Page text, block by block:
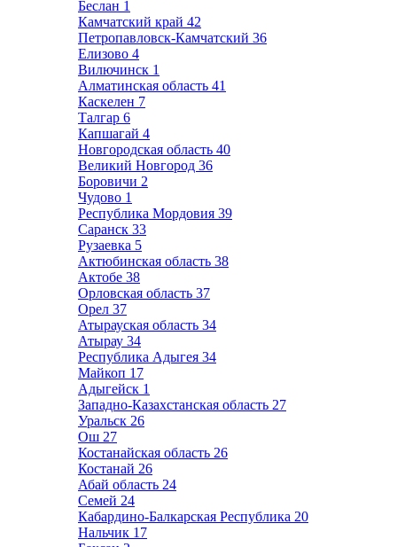
Беслан 1
Камчатский край 42
Петропавловск-Камчатский 36
Елизово 4
Вилючинск 1
Алматинская область 41
Каскелен 7
Талгар 6
Капшагай 4
Новгородская область 40
Великий Новгород 36
Боровичи 2
Чудово 1
Республика Мордовия 39
Саранск 33
Рузаевка 5
Актюбинская область 38
Актобе 38
Орловская область 37
Орел 37
Атырауская область 34
Атырау 34
Республика Адыгея 34
Майкоп 17
Адыгейск 1
Западно-Казахстанская область 27
Уральск 26
Ош 27
Костанайская область 26
Костанай 26
Абай область 24
Семей 24
Кабардино-Балкарская Республика 20
Нальчик 17